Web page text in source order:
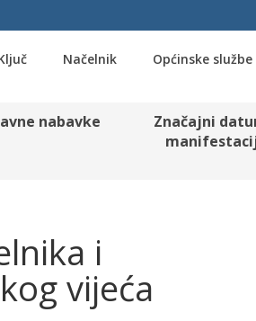
Načelnik Općinske službe
nabavke
Značajni
i
vijeća